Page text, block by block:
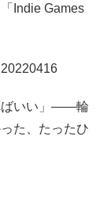
Indie Games
ばいい」――輪
た、たったひ